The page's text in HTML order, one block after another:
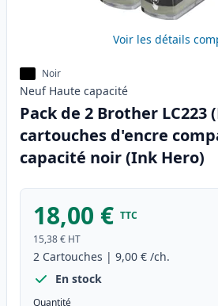
Voir les détails
Noir
Neuf Haute capacité
Pack de 2 Brother LC223
cartouches d'encre
capacité noir (Ink Hero)
18,00 € TTC
15,38 € HT
2 Cartouches | 9,00 € /ch.
En stock
Quantité